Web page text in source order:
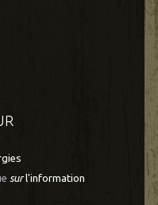
surl'information